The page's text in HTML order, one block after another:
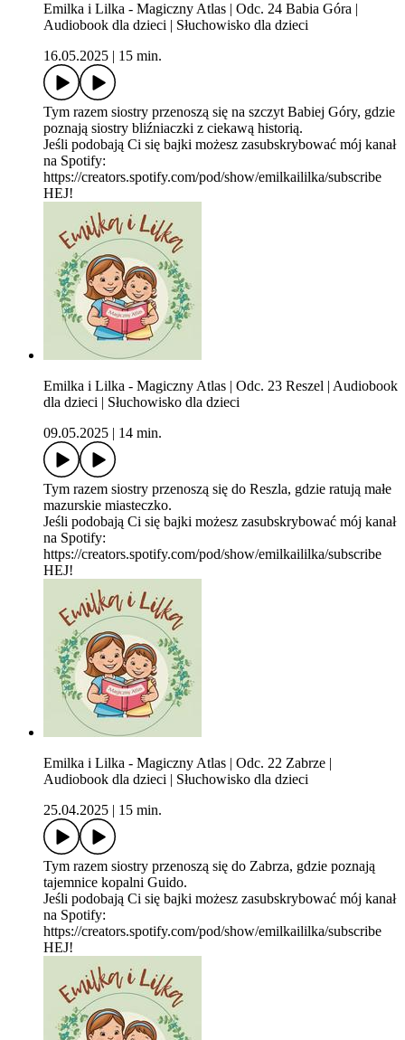
Emilka i Lilka - Magiczny Atlas | Odc. 24 Babia Góra |
Audiobook dla dzieci | Słuchowisko dla dzieci
16.05.2025
15 min.
Tym razem siostry przenoszą się na szczyt Babiej Góry, gdzie
poznają siostry bliźniaczki z ciekawą historią.
Jeśli podobają Ci się bajki możesz zasubskrybować mój kanał
na Spotify:
https://creators.spotify.com/pod/show/emilkaililka/subscribe
HEJ!
Emilka i Lilka - Magiczny Atlas | Odc. 23 Reszel | Audiobook
dla dzieci | Słuchowisko dla dzieci
09.05.2025
14 min.
Tym razem siostry przenoszą się do Reszla, gdzie ratują małe
mazurskie miasteczko.
Jeśli podobają Ci się bajki możesz zasubskrybować mój kanał
na Spotify:
https://creators.spotify.com/pod/show/emilkaililka/subscribe
HEJ!
Emilka i Lilka - Magiczny Atlas | Odc. 22 Zabrze |
Audiobook dla dzieci | Słuchowisko dla dzieci
25.04.2025
15 min.
Tym razem siostry przenoszą się do Zabrza, gdzie poznają
tajemnice kopalni Guido.
Jeśli podobają Ci się bajki możesz zasubskrybować mój kanał
na Spotify:
https://creators.spotify.com/pod/show/emilkaililka/subscribe
HEJ!